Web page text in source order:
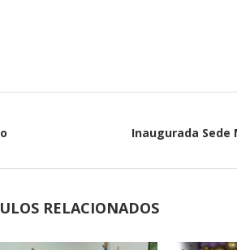
Inaugurada Sede
RELACIONADOS